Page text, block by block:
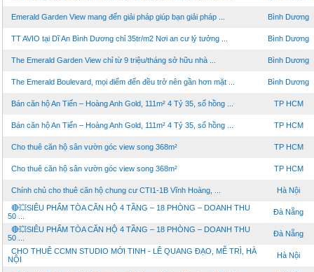
Emerald Garden View mang đến giải pháp giúp bạn giải pháp ... Bình Dương
TT AVIO tại Dĩ An Bình Dương chỉ 35tr/m2 Nơi an cư lý tưởng ... Bình Dương
The Emerald Garden View chỉ từ 9 triệu/tháng sở hữu nhà ... Bình Dương
The Emerald Boulevard, mọi điểm đến đều trở nên gần hơn mặt ... Bình Dương
Bán căn hộ An Tiến – Hoàng Anh Gold, 111m² 4 Tỷ 35, sổ hồng ... TP HCM
Bán căn hộ An Tiến – Hoàng Anh Gold, 111m² 4 Tỷ 35, sổ hồng ... TP HCM
Cho thuê căn hộ sân vườn góc view song 368m² TP HCM
Cho thuê căn hộ sân vườn góc view song 368m² TP HCM
Chính chủ cho thuê căn hộ chung cư CTI1-1B Vĩnh Hoàng, ... Hà Nội
🔴💥SIÊU PHẨM TÒA CĂN HỘ 4 TẦNG – 18 PHÒNG – DOANH THU
50 ...
Đà Nẵng
🔴💥SIÊU PHẨM TÒA CĂN HỘ 4 TẦNG – 18 PHÒNG – DOANH THU
50 ...
Đà Nẵng
CHO THUÊ CCMN STUDIO MỚI TINH - LÊ QUANG ĐẠO, MỄ TRÌ, HÀ
NỘI
Hà Nội